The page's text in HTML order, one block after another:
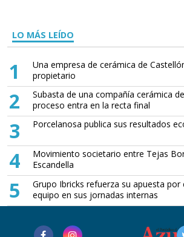
LO MÁS LEÍDO
1
Una empresa de cerámica de
propietario
2
Subasta de una compañía cerámica
proceso entra en la recta final
3 Porcelanosa publica sus resultados
4
Movimiento societario entre Tejas
Escandella
5
Grupo Ibricks refuerza su apuesta por
equipo en sus jornadas internas